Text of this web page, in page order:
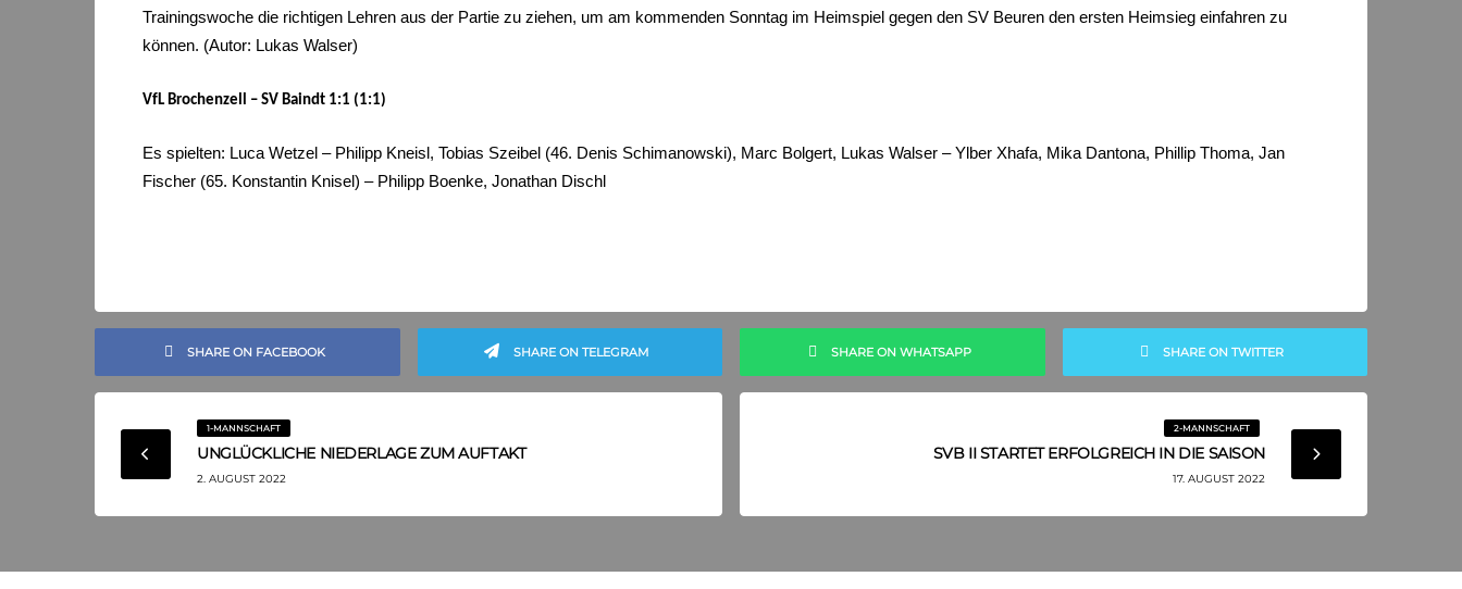
Trainingswoche die richtigen Lehren aus der Partie zu ziehen, um am kommenden Sonntag im Heimspiel gegen den SV Beuren den ersten Heimsieg einfahren zu
können. (Autor: Lukas Walser)
VfL Brochenzell – SV Baindt 1:1 (1:1)
Es spielten: Luca Wetzel – Philipp Kneisl, Tobias Szeibel (46. Denis Schimanowski), Marc Bolgert, Lukas Walser – Ylber Xhafa, Mika Dantona, Phillip Thoma, Jan
Fischer (65. Konstantin Knisel) – Philipp Boenke, Jonathan Dischl
SHARE ON FACEBOOK SHARE ON TELEGRAM SHARE ON WHATSAPP SHARE ON TWITTER
1-MANNSCHAFT
UNGLÜCKLICHE NIEDERLAGE ZUM AUFTAKT
2. AUGUST 2022
2-MANNSCHAFT
SVB II STARTET ERFOLGREICH IN DIE SAISON
17. AUGUST 2022